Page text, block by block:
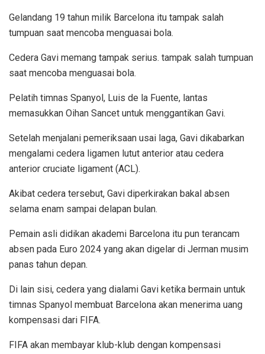
Gelandang 19 tahun milik Barcelona itu tampak salah
tumpuan saat mencoba menguasai bola.
Cedera Gavi memang tampak serius. tampak salah tumpuan
saat mencoba menguasai bola.
Pelatih timnas Spanyol, Luis de la Fuente, lantas
memasukkan Oihan Sancet untuk menggantikan Gavi.
Setelah menjalani pemeriksaan usai laga, Gavi dikabarkan
mengalami cedera ligamen lutut anterior atau cedera
anterior cruciate ligament (ACL).
Akibat cedera tersebut, Gavi diperkirakan bakal absen
selama enam sampai delapan bulan.
Pemain asli didikan akademi Barcelona itu pun terancam
absen pada Euro 2024 yang akan digelar di Jerman musim
panas tahun depan.
Di lain sisi, cedera yang dialami Gavi ketika bermain untuk
timnas Spanyol membuat Barcelona akan menerima uang
kompensasi dari FIFA.
FIFA akan membayar klub-klub dengan kompensasi